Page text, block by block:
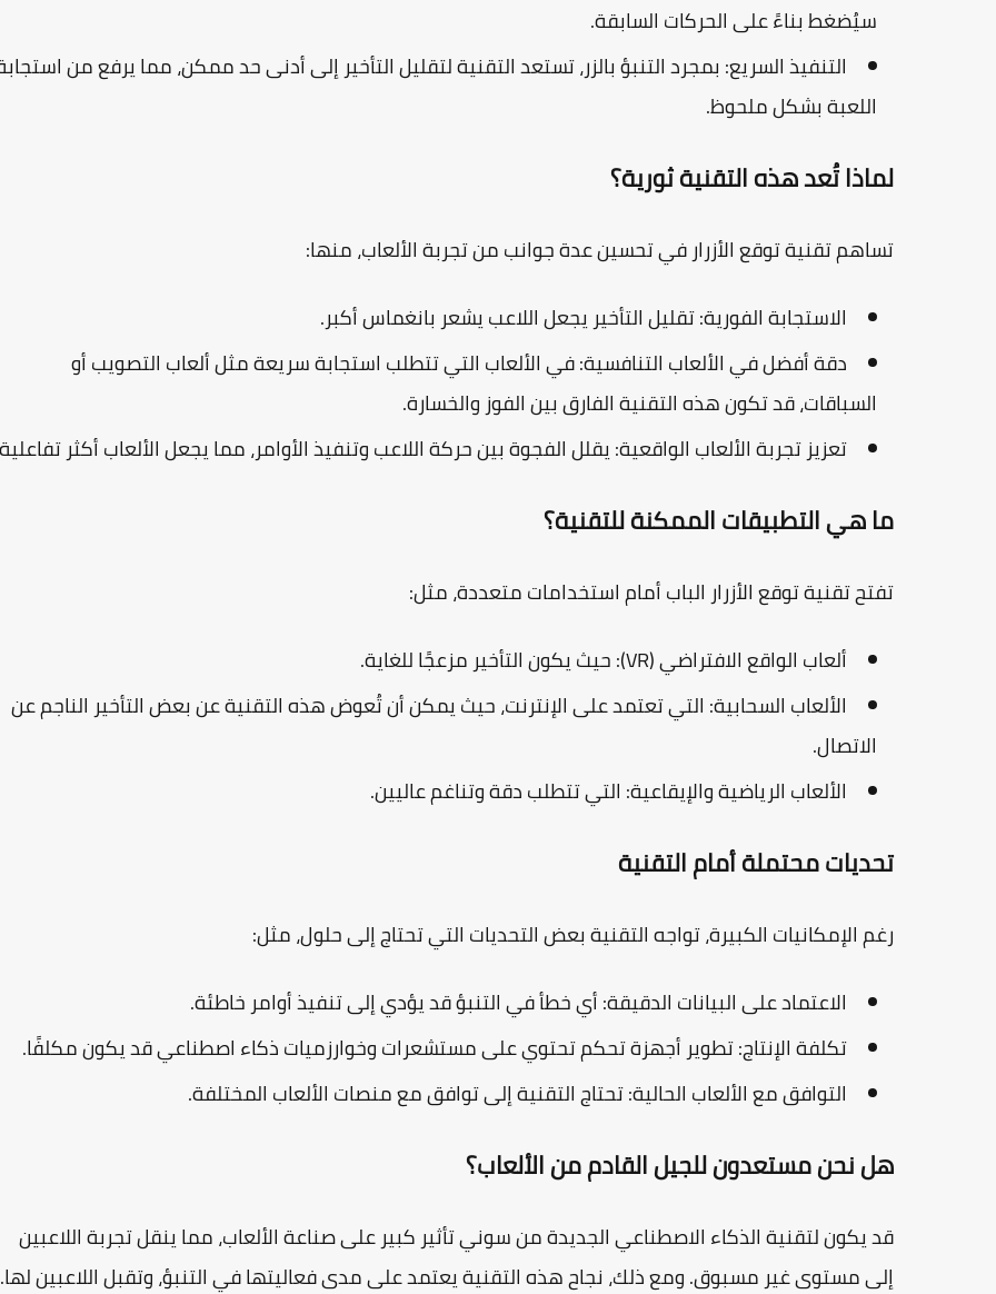
سيُضغط بناءً على الحركات السابقة.
التنفيذ السريع: بمجرد التنبؤ بالزر، تستعد التقنية لتقليل التأخير إلى أدنى حد ممكن، مما يرفع من
اللعبة بشكل ملحوظ.
لماذا تُعد هذه التقنية ثورية؟
تساهم تقنيةتوقع الأزرارفي تحسين عدة جوانب من تجربة الألعاب، منها:
الاستجابة الفورية:تقليل التأخير يجعل اللاعب يشعر بانغماس أكبر.
دقة أفضل في الألعاب التنافسية:في الألعاب التي تتطلب استجابة سريعة مثل ألعاب التصويب أو
السباقات، قد تكون هذه التقنية الفارق بين الفوز والخسارة.
تعزيز تجربة الألعاب الواقعية:يقلل الفجوة بين حركة اللاعب وتنفيذ الأوامر، مما يجعل الألعاب أكثر
ما هي التطبيقات الممكنة للتقنية؟
تفتح تقنية توقع الأزرار الباب أمام استخدامات متعددة، مثل:
ألعاب الواقع الافتراضي (VR):
حيث يكون التأخير مزعجًا للغاية.
الألعاب السحابية: التي تعتمد على الإنترنت، حيث يمكن أن تُعوض هذه التقنية عن بعض التأخير الناجم عن
الاتصال.
الألعاب الرياضية والإيقاعية: التي تتطلب دقة وتناغم عاليين.
تحديات محتملة أمام التقنية
رغم الإمكانيات الكبيرة، تواجه التقنية بعض التحديات التي تحتاج إلى حلول، مثل:
الاعتماد على البيانات الدقيقة:أي خطأ في التنبؤ قد يؤدي إلى تنفيذ أوامر خاطئة.
تكلفة الإنتاج:تطوير أجهزة تحكم تحتوي على مستشعرات وخوارزميات ذكاء اصطناعي قد يكون مكلفًا.
التوافق مع الألعاب الحالية:تحتاج التقنية إلى توافق مع منصات الألعاب المختلفة.
هل نحن مستعدون للجيل القادم من الألعاب؟
قد يكون لتقنية الذكاء الاصطناعي الجديدة منسونيتأثير كبير على صناعة الألعاب، مما ينقل تجربة اللاعبين
إلى مستوى غير مسبوق. ومع ذلك، نجاح هذه التقنية يعتمد على مدى فعاليتها في التنبؤ، وتقبل اللاعبين لها.